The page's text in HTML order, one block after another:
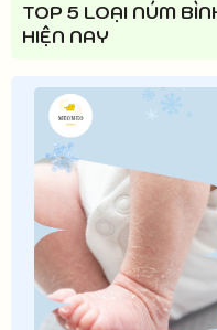
TOP 5 LOẠI NÚM
HIỆN NAY